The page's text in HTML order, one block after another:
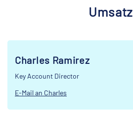
Umsatz
Charles Ramirez
Key Account Director
E-Mail an Charles